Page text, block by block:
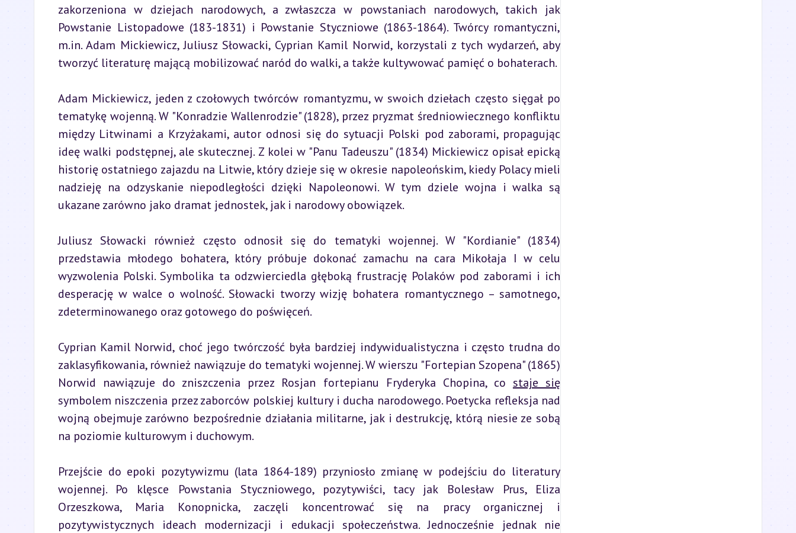
zakorzeniona w dziejach narodowych, a zwłaszcza w powstaniach narodowych, takich jak
Powstanie Listopadowe (183-1831) i Powstanie Styczniowe (1863-1864). Twórcy romantyczni,
m.in. Adam Mickiewicz, Juliusz Słowacki, Cyprian Kamil Norwid, korzystali z tych wydarzeń, aby
tworzyć literaturę mającą mobilizować naród do walki, a także kultywować pamięć o bohaterach.
Adam Mickiewicz, jeden z czołowych twórców romantyzmu, w swoich dziełach często sięgał po
tematykę wojenną. W "Konradzie Wallenrodzie" (1828), przez pryzmat średniowiecznego konfliktu
między Litwinami a Krzyżakami, autor odnosi się do sytuacji Polski pod zaborami, propagując
ideę walki podstępnej, ale skutecznej. Z kolei w "Panu Tadeuszu" (1834) Mickiewicz opisał epicką
historię ostatniego zajazdu na Litwie, który dzieje się w okresie napoleońskim, kiedy Polacy mieli
nadzieję na odzyskanie niepodległości dzięki Napoleonowi. W tym dziele wojna i walka są
ukazane zarówno jako dramat jednostek, jak i narodowy obowiązek.
Juliusz Słowacki również często odnosił się do tematyki wojennej. W "Kordianie" (1834)
przedstawia młodego bohatera, który próbuje dokonać zamachu na cara Mikołaja I w celu
wyzwolenia Polski. Symbolika ta odzwierciedla głęboką frustrację Polaków pod zaborami i ich
desperację w walce o wolność. Słowacki tworzy wizję bohatera romantycznego – samotnego,
zdeterminowanego oraz gotowego do poświęceń.
Cyprian Kamil Norwid, choć jego twórczość była bardziej indywidualistyczna i często trudna do
zaklasyfikowania, również nawiązuje do tematyki wojennej. W wierszu "Fortepian Szopena" (1865)
Norwid nawiązuje do zniszczenia przez Rosjan fortepianu Fryderyka Chopina, co staje się
symbolem niszczenia przez zaborców polskiej kultury i ducha narodowego. Poetycka refleksja nad
wojną obejmuje zarówno bezpośrednie działania militarne, jak i destrukcję, którą niesie ze sobą
na poziomie kulturowym i duchowym.
Przejście do epoki pozytywizmu (lata 1864-189) przyniosło zmianę w podejściu do literatury
wojennej. Po klęsce Powstania Styczniowego, pozytywiści, tacy jak Bolesław Prus, Eliza
Orzeszkowa, Maria Konopnicka, zaczęli koncentrować się na pracy organicznej i
pozytywistycznych ideach modernizacji i edukacji społeczeństwa. Jednocześnie jednak nie